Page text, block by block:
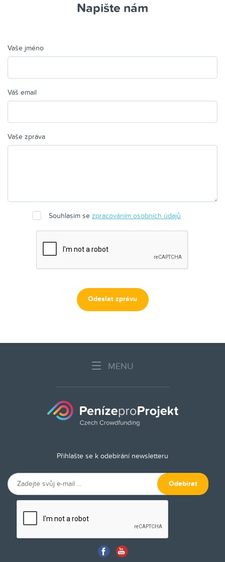
Napište nám
Vaše jméno
Váš email
Vaše zpráva
Souhlasim sezpracováním osobních údajů
Odeslat zprávu
MENU
Přihlašte se k odebírání newsletteru
Odebírat